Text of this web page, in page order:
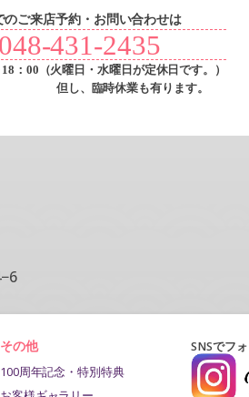
のご来店予約・お問い合わせは
431-2435
：00 （火曜日・水曜日が定休日です。）
但し、臨時休業も有ります。
その他
100周年記念・特別特典
SNSでフ